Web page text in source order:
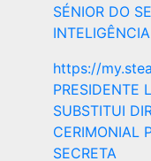
SÉNIOR DO
https://
PRESIDENTE
SUBSTITUI
CERIMONIAL
SECRETA